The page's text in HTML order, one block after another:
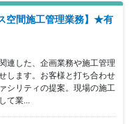
空間施工管理業務】★有
連した、企画業務や施工管理
します。お客様と打ち合わせ
シリティの提案。現場の施工
て業...